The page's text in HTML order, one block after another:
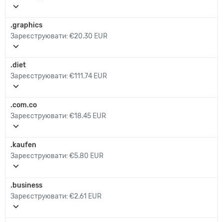
expand_more
.graphics
Зареєструювати:€20.30 EUR
expand_more
.diet
Зареєструювати:€111.74 EUR
expand_more
.com.co
Зареєструювати:€18.45 EUR
expand_more
.kaufen
Зареєструювати:€5.80 EUR
expand_more
.business
Зареєструювати:€2.61 EUR
expand_more